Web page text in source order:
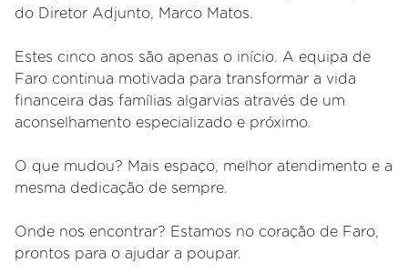
do Diretor Adjunto, Marco Matos.
Estes cinco anos são apenas o início. A equipa de
Faro continua motivada para transformar a vida
financeira das famílias algarvias através de um
aconselhamento especializado e próximo.
O que mudou? Mais espaço, melhor atendimento e a
mesma dedicação de sempre.
Onde nos encontrar? Estamos no coração de Faro,
prontos para o ajudar a poupar.